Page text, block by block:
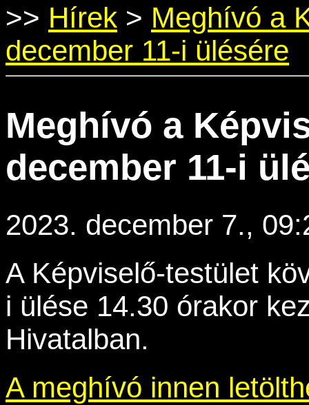
>> Hírek > Meghívó a
december 11-i ülésére
Meghívó a
december 11-i
2023. december 7.,
A Képviselő-testület
i ülése 14.30 órakor
Hivatalban.
A meghívó innen